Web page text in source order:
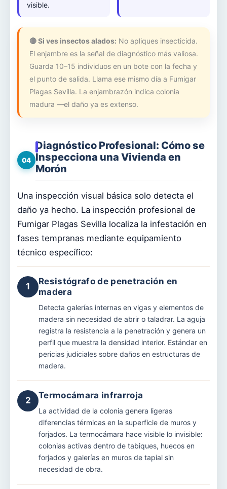
visible.
🔴 Si ves insectos alados: No apliques insecticida.
El enjambre es la señal de diagnóstico más valiosa.
Guarda 10–15 individuos en un bote con la fecha y
el punto de salida. Llama ese mismo día a Fumigar
Plagas Sevilla. La enjambrazón indica colonia
madura —el daño ya es extenso.
04
Diagnóstico Profesional: Cómo se
Inspecciona una Vivienda en
Morón
Una inspección visual básica solo detecta el
daño ya hecho. La inspección profesional de
Fumigar Plagas Sevilla localiza la infestación en
fases tempranas mediante equipamiento
técnico específico:
1
Resistógrafo de penetración en
madera
Detecta galerías internas en vigas y elementos de
madera sin necesidad de abrir o taladrar. La aguja
registra la resistencia a la penetración y genera un
perfil que muestra la densidad interior. Estándar en
pericias judiciales sobre daños en estructuras de
madera.
2
Termocámara infrarroja
La actividad de la colonia genera ligeras
diferencias térmicas en la superficie de muros y
forjados. La termocámara hace visible lo invisible:
colonias activas dentro de tabiques, huecos en
forjados y galerías en muros de tapial sin
necesidad de obra.